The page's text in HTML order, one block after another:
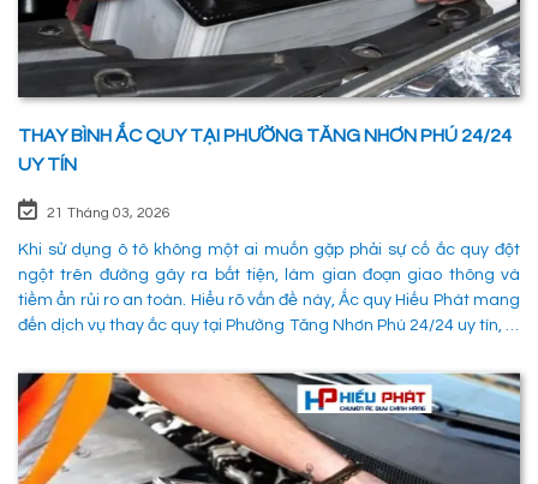
THAY BÌNH ẮC QUY TẠI PHƯỜNG TĂNG NHƠN PHÚ 24/24
UY TÍN
21 Tháng 03, 2026
Khi sử dụng ô tô không một ai muốn gặp phải sự cố ắc quy đột
ngột trên đường gây ra bất tiện, làm gian đoạn giao thông và
tiềm ẩn rủi ro an toàn. Hiểu rõ vấn đề này, Ắc quy Hiếu Phát mang
đến dịch vụ thay ắc quy tại Phường Tăng Nhơn Phú 24/24 uy tín, là
bảo an toàn cho các phường tiện và tiết kiệm thời gian cho người
sử dụng. 1. Các phương pháp khắc phục sự cố khi ắc quy hỏng tại
Phường Tăng Nhơn Phú Quận 9 Khi xe không thể khởi động do vấn
đề về điện, có rất nhiều ng